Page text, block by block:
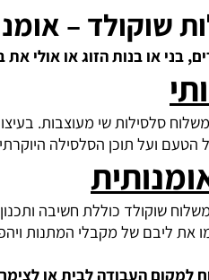
–
בנות הזוג או אולי את
שי מעוצבות. בעיצוב
תוכן הסלסילה היוקרתית.
כוללת חשיבה ותכנון
של מקבלי המתנות ויהפכו